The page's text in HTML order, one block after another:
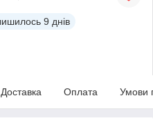
9 днів
Доставка Оплата Умови